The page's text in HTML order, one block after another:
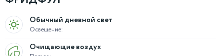
Освещение:
Обычный дневной свет
Очищающие воздух